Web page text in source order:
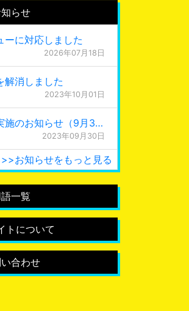
らせ
ーに対応しました
2026年07月18日
解消しました
2023年10月01日
緊急メンテナンス実施のお知らせ（9月30日 0:15更新）
2023年09月30日
>>お知らせをもっと見る
一覧
トについて
合わせ